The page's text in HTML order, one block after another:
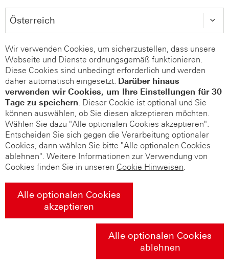
Wir verwenden Cookies, um sicherzustellen, dass unsere
Webseite und Dienste ordnungsgemäß funktionieren.
Diese Cookies sind unbedingt erforderlich und werden
daher automatisch eingesetzt. Darüber hinaus
verwenden wir Cookies, um Ihre Einstellungen für 30
Tage zu speichern. Dieser Cookie ist optional und Sie
können auswählen, ob Sie diesen akzeptieren möchten.
Wählen Sie dazu "Alle optionalen Cookies akzeptieren".
Entscheiden Sie sich gegen die Verarbeitung optionaler
Cookies, dann wählen Sie bitte "Alle optionalen Cookies
ablehnen". Weitere Informationen zur Verwendung von
Cookies finden Sie in unseren Cookie Hinweisen.
Alle optionalen Cookies
akzeptieren
Alle optionalen Cookies
ablehnen